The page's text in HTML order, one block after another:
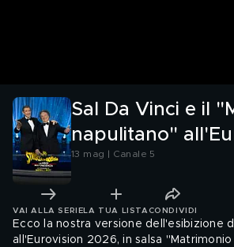
Sal Da Vinci e il
napulitano"
13 mag | Canale 5
VAI ALLA SERIE LA TUA LISTA CONDIVIDI
Ecco la nostra versione dell'esibizione
all'Eurovision 2026, in salsa